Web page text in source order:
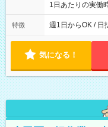
1日あたりの実働
実働時間：1-5時
能！ └平日・土曜
18:00 など
特徴 週1日からOK / 日
気になる！